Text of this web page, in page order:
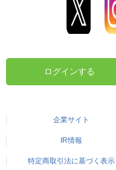
ログインする
企業サイト
IR情報
特定商取引法に基づく表示